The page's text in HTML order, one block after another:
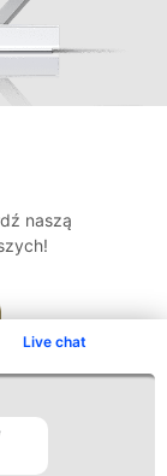
Live chat
naszą